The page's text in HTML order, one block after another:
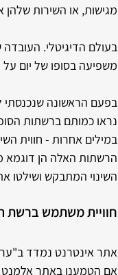
מגישות, או השירות
בעולם הדיגיטלי.
משפיעה בסופו של יום
נראו כמותם ברשתות
במילים אחרות - חווית
הרשתות האלה הן דוגמא
השינוי המתבקש ושילטו
חוויית משתמש ברשת
אתר אינטרנט נמדד
אם הטמענו באתר אלמנט